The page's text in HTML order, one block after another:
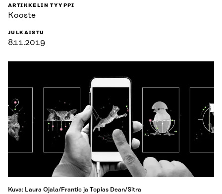
ARTIKKELIN TYYPPI
Kooste
JULKAISTU
8.11.2019
Kuva: Laura Ojala/Frantic ja Topias Dean/Sitra